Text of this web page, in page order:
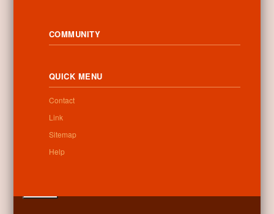
Wednesday: 9:00-12:00 13:00-16:30
Saturday: 9:00-12:00
Sunday: closed
Newsletter
COMMUNITY
QUICK MENU
Contact
Link
Sitemap
Help